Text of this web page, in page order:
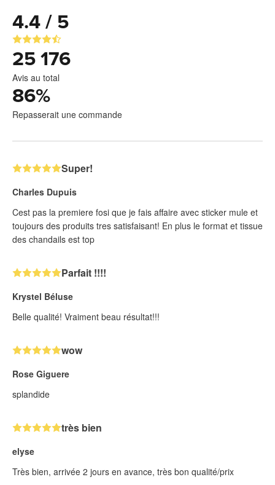
4.4 / 5
25 176
Avis au total
86%
Repasserait une commande
Super!
Charles Dupuis
Cest pas la premiere fosi que je fais affaire avec sticker mule et
toujours des produits tres satisfaisant! En plus le format et tissue
des chandails est top
Parfait !!!!
Krystel Béluse
Belle qualité! Vraiment beau résultat!!!
wow
Rose Giguere
splandide
très bien
elyse
Très bien, arrivée 2 jours en avance, très bon qualité/prix